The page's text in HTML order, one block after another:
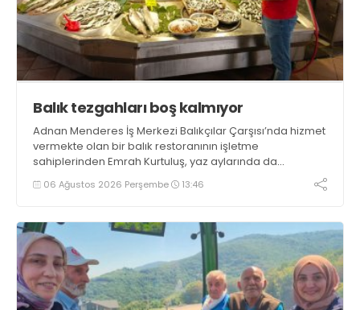
Balık tezgahları boş kalmıyor
Adnan Menderes İş Merkezi Balıkçılar Çarşısı’nda hizmet
vermekte olan bir balık restoranının işletme
sahiplerinden Emrah Kurtuluş, yaz aylarında da
tezgahlarda taze balık bulunduğunu ifade ederek “Yıl
boyunca tezgahlarda taze balık bulmak mümkün
06 Ağustos 2026 Perşembe 13:46